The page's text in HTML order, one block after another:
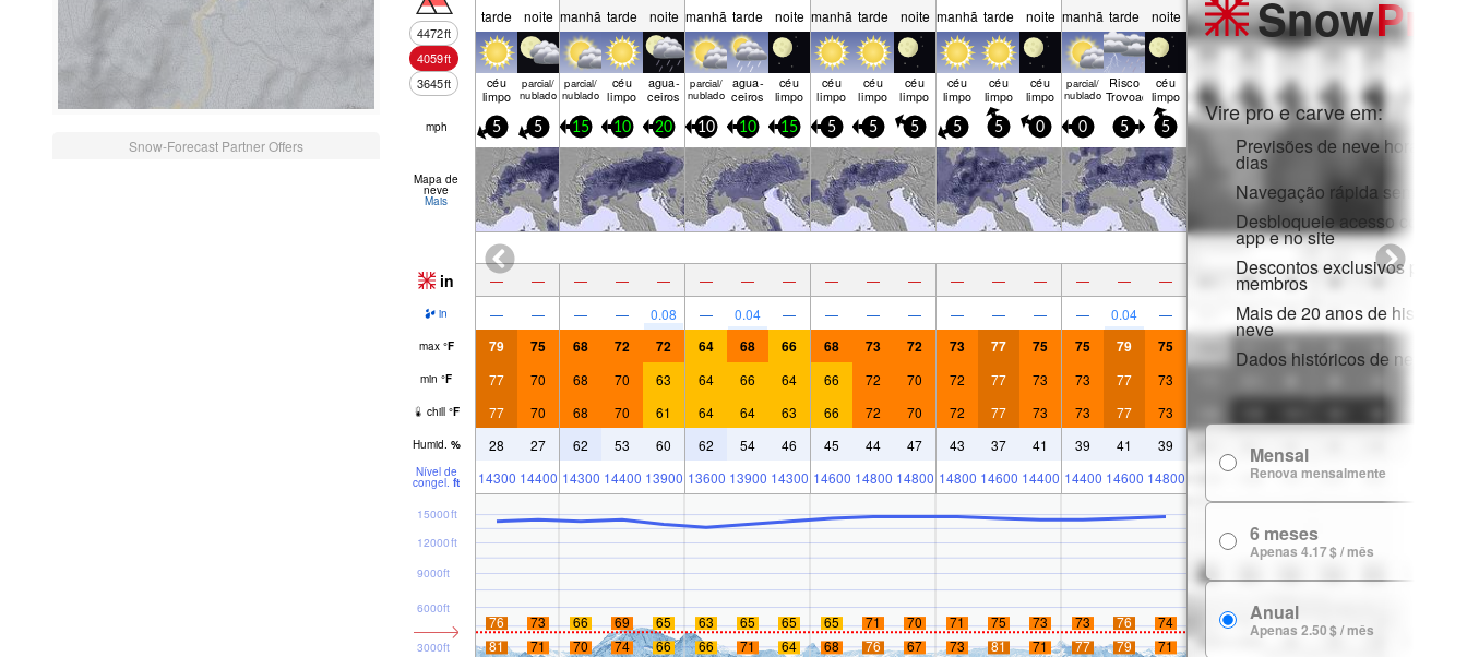
Snow-Forecast Partner Offers
4472ft
4059ft
3645ft
tarde noite manhã tarde noite manhã tarde noite manhã tarde noite manhã tarde noite manhã tarde noite
céu
limpo
parcial/
nublado
parcial/
nublado
céu
limpo
agua­
ceiros
parcial/
nublado
agua­
ceiros
céu
limpo
céu
limpo
céu
limpo
céu
limpo
céu
limpo
céu
limpo
céu
limpo
parcial/
nublado
Risco
Trovoada
céu
limpo
mph 5 5 15 10 20 10 10 15 5 5 5 5 5 0 0 5 5
Mapa de
neve
Mais
in — — — — — — — — — — — — — — — — —
in — — — — 0.08 — 0.04 — — — — — — — — 0.04 —
max °F 79 75 68 72 72 64 68 66 68 73 72 73 77 75 75 79 75
min °F 77 70 68 70 63 64 66 64 66 72 70 72 77 73 73 77 73
chill °F 77 70 68 70 61 64 64 63 66 72 70 72 77 73 73 77 73
Humid. % 28 27 62 53 60 62 54 46 45 44 47 43 37 41 39 41 39
Nível de
congel. ft 14300 14400 14300 14400 13900 13600 13900 14300 14600 14800 14800 14800 14600 14400 14400 14600 14800
3000ft
6000ft
9000ft
12000ft
15000ft
76 73 66 69 65 63 65 65 65 71 70 71 75 73 73 76
74
81
71 70 74 66 66 71 64 68 76 67 73 81 71 77 79 71
SnowPro
Vire pro e carve em:
Previsões de neve horárias e
dias
Navegação rápida sem
Desbloqueie acesso
app e no site
Descontos exclusivos para
membros
Mais de 20 anos de histórico
neve
Dados históricos de neve
Mensal
Renova mensalmente
6 meses
Apenas 4.17 $ / mês
Anual
Apenas 2.50 $ / mês